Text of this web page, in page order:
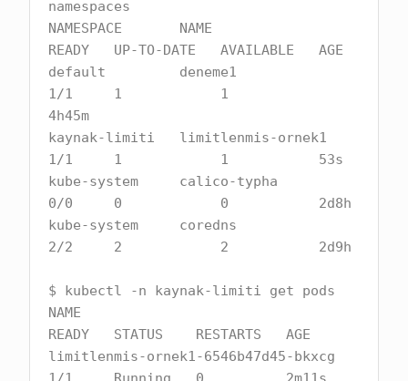
namespaces
NAMESPACE       NAME
READY   UP-TO-DATE   AVAILABLE   AGE
default         deneme1
1/1     1            1
4h45m
kaynak-limiti   limitlenmis-ornek1
1/1     1            1           53s
kube-system     calico-typha
0/0     0            0           2d8h
kube-system     coredns
2/2     2            2           2d9h
$ kubectl -n kaynak-limiti get pods
NAME
READY   STATUS    RESTARTS   AGE
limitlenmis-ornek1-6546b47d45-bkxcg